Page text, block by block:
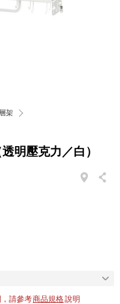
架
明壓克力／白）
請參考商品規格說明